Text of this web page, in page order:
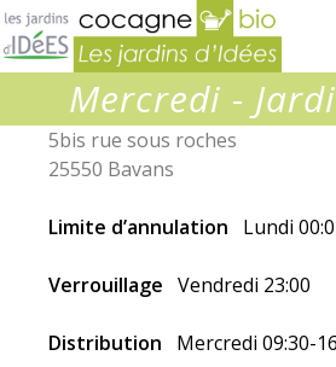
Mercredi -
5bis rue sous roches
25550 Bavans
Limite d’annulation Lundi
Verrouillage Vendredi 23:00
Distribution Mercredi 09:30-